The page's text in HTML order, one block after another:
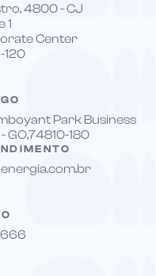
4800 - CJ
1
Center
120
Park Business
GO,74810-180